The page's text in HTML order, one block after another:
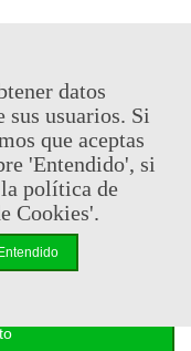
y ciclar la
cuál el real.
datos
sus usuarios. Si
que aceptas
'Entendido', si
política de
Cookies'.
Entendido